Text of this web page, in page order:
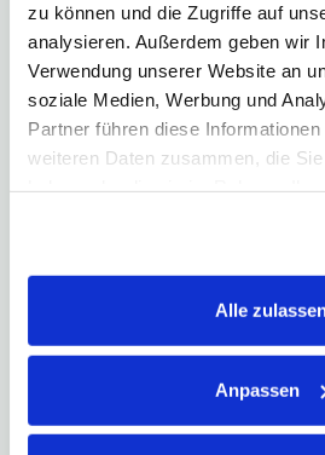
zu können und die Zugriffe auf
analysieren. Außerdem geben wir
Verwendung unserer Website an
soziale Medien, Werbung und
Partner führen diese
weiteren Daten zusammen, die
Alle
Anpassen
Zinsen durchschnittlich?")
Böhms Praxistipp
Bei richtiger Handhabung und
Stoppsetzung sind CFDs ein
es Ihnen als Trader, mit einem
Kapitaleinsatz die
Basiswertes 1:1 abzubilden. Die
gehören CFDs ganz klar in die
hochspekulativen